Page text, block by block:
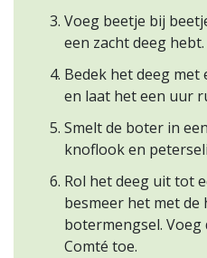
Voeg beetje bij
een zacht deeg hebt.
Bedek het deeg
en laat het een uur
Smelt de boter in
knoflook en
Rol het deeg uit tot
besmeer het met de
botermengsel. Voeg
Comté toe.